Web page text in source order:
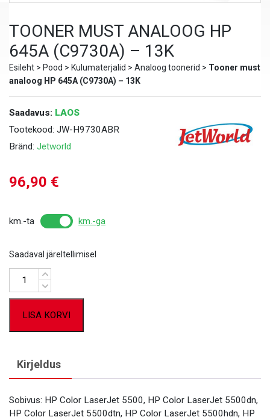
TOONER MUST ANALOOG HP
645A (C9730A) – 13K
Esileht > Pood > Kulumaterjalid > Analoog toonerid > Tooner must
analoog HP 645A (C9730A) – 13K
Saadavus: LAOS
Tootekood: JW-H9730ABR
Bränd: Jetworld
96,90 €
km.-ta km.-ga
Saadaval järeltellimisel
Kogus
LISA KORVI
Kirjeldus
Sobivus: HP Color LaserJet 5500, HP Color LaserJet 5500dn,
HP Color LaserJet 5500dtn, HP Color LaserJet 5500hdn, HP